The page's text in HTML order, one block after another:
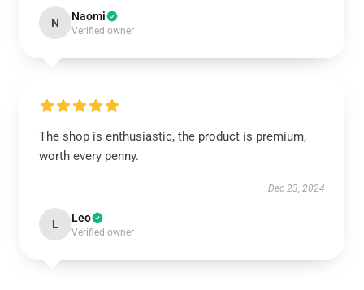
N Naomi
Verified owner
The shop is enthusiastic, the product is premium,
worth every penny.
Dec 23, 2024
L Leo
Verified owner